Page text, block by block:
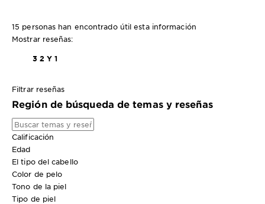
15 personas han encontrado útil esta información
Mostrar reseñas:
3 2 Y 1
Filtrar reseñas
Región de búsqueda de temas y reseñas
Calificación
Edad
El tipo del cabello
Color de pelo
Tono de la piel
Tipo de piel